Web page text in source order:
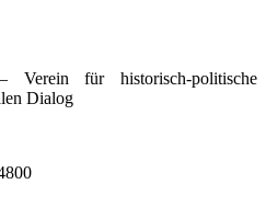
Verein für historisch-politische
Dialog